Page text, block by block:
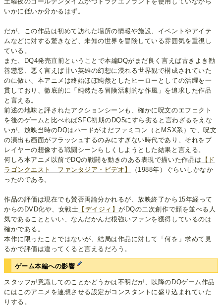
いかに低いか分かるはず。
だが、この作品は初めて訪れた場所の情報や施設、イベントやアイテ
ムなどに対する驚きなど、未知の世界を冒険している雰囲気を重視し
ている。
また、DQ4発売直前ということで本編DQがまだ良く言えば古きよき勧
善懲悪、悪く言えば甘い英雄の幻想に浸れる世界観で構成されていた
のに倣い、本アニメは終始ほぼ純然としたヒーローとしての活躍を一
貫しており、徹底的に「純然たる冒険活劇的な作風」を追求した作品
と言える。
前述の地味と評されたアクションシーンも、確かに呪文のエフェクト
を後のゲームと比べればSFC初期のDQ5にすら劣ると言わざるをえな
いが、放映当時のDQはハードがまだファミコン（とMSX系）で、呪文
の演出も画面がフラッシュするのみにすぎない時代であり、それをプ
レイヤーの想像する戦闘シーンらしくしようとした結果と言える。
何しろ本アニメ以前でDQの戦闘を動きのある表現で描いた作品は
【ド
ラゴンクエスト ファンタジア・ビデオ】
（1988年）ぐらいしかなか
ったのである。
作品の評価は現在でも賛否両論分かれるが、放映終了から15年経って
からのDVD化や、女戦士 【デイジィ】がDQの二次創作で顔を並べる人
気であることといい、なんだかんだ根強いファンを獲得しているのは
確かである。
本作に限ったことではないが、結局は作品に対して「何を」求めて見
るかで評価は違ってくると言えるだろう。
ゲーム本編への影響
スタッフが意識してのことかどうかは不明だが、以降のDQゲーム作品
にはこのアニメを連想させる設定がコンスタントに盛り込まれていた
りする。